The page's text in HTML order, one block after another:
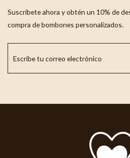
Suscríbete ahora y obtén un 10% de
compra de bombones personalizados.